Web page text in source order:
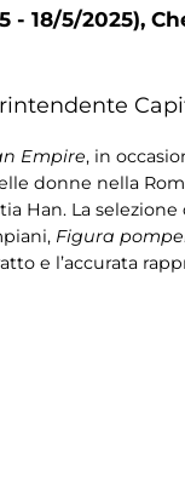
- 18/5/2025),
Empire, in
donne nella
Han. La
Figura
e l’accurata